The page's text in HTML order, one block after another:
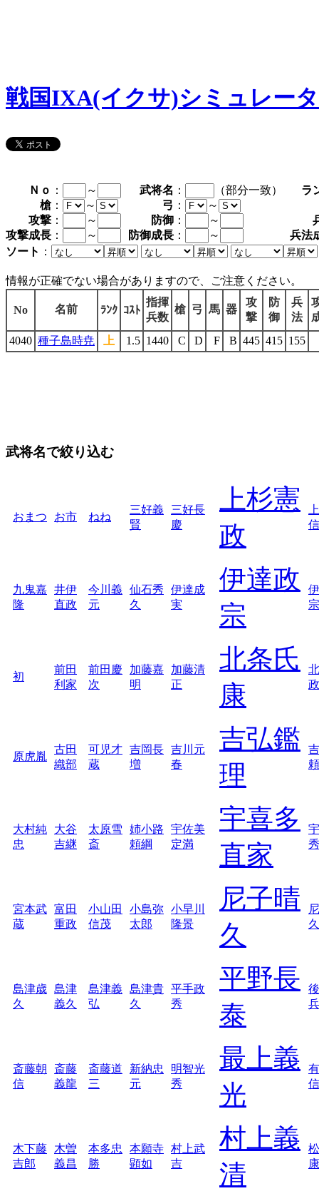
戦国IXA(イクサ)シミュレー
Ｎｏ ： ～ 武将名 ： （部分一致）
ラ
槍 ： ～ 弓 ：
～
攻撃 ： ～ 防御 ： ～
攻撃成長 ： ～ 防御成長 ： ～
兵法
ソート ：
情報が正確でない場合がありますので、ご注意ください。
No 名前 ﾗﾝｸ ｺｽﾄ
指揮
兵数
槍 弓 馬 器
攻
撃
防
御
兵
法
4040 種子島時尭 上 1.5 1440 C D F B 445 415 155
武将名で絞り込む
おまつ お市 ねね
三好義
賢
三好長
慶
上杉憲
政
信
九鬼嘉
隆
井伊
直政
今川義
元
仙石秀
久
伊達成
実
伊達政
宗
宗
初
前田
利家
前田慶
次
加藤嘉
明
加藤清
正
北条氏
康
政
原虎胤
古田
織部
可児才
蔵
吉岡長
増
吉川元
春
吉弘鑑
理
頼
大村純
忠
大谷
吉継
太原雪
斎
姉小路
頼綱
宇佐美
定満
宇喜多
直家
宮本武
蔵
富田
重政
小山田
信茂
小島弥
太郎
小早川
隆景
尼子晴
久
久
島津歳
久
島津
義久
島津義
弘
島津貴
久
平手政
秀
平野長
泰
斎藤朝
信
斎藤
義龍
斎藤道
三
新納忠
元
明智光
秀
最上義
光
信
木下藤
吉郎
木曽
義昌
本多忠
勝
本願寺
顕如
村上武
吉
村上義
清
康